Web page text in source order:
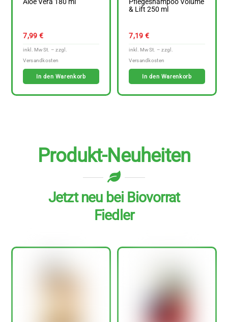
7,99 €
In den Warenkorb
& Lift 250 ml
7,19 €
In den Warenkorb
Produkt-Neuheiten
Jetzt neu bei Biovorrat
Fiedler